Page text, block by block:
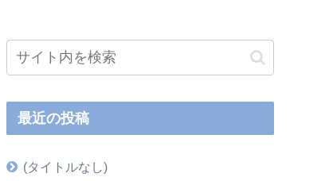
最近の投稿
(タイトルなし)